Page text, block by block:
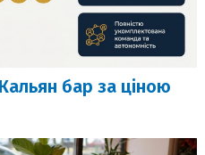
бар за ціною